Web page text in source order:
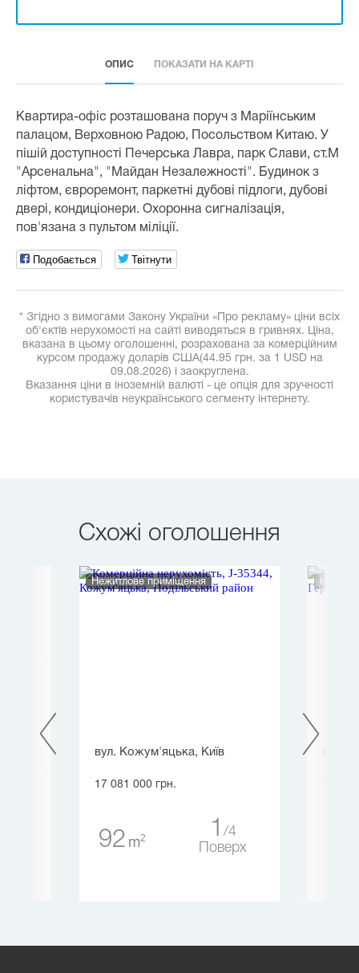
ОПИС ПОКАЗАТИ НА КАРТІ
Квартира-офіс розташована поруч з Маріїнським
палацом, Верховною Радою, Посольством Китаю. У
пішій доступності Печерська Лавра, парк Слави, ст.М
"Арсенальна", "Майдан Незалежності". Будинок з
ліфтом, євроремонт, паркетні дубові підлоги, дубові
двері, кондиціонери. Охоронна сигналізація,
пов'язана з пультом міліції.
Подобається Твітнути
* Згідно з вимогами Закону України «Про рекламу» ціни всіх
об'єктів нерухомості на сайті виводяться в гривнях. Ціна,
вказана в цьому оголошенні, розрахована за комерційним
курсом продажу доларів США(44.95 грн. за 1 USD на
09.08.2026) і заокруглена.
Вказання ціни в іноземній валюті - це опція для зручності
користувачів неукраїнського сегменту інтернету.
Схожі оголошення
Нежитлове приміщення
вул. Кожум'яцька, Київ
17 081 000 грн.
92 m2 1
4
Поверх